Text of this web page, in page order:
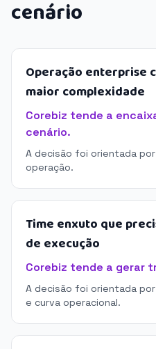
cenário
Operação enterprise
maior complexidade
Corebiz tende a
cenário.
A decisão foi orientada
operação.
Time enxuto que
de execução
Corebiz tende a gerar
A decisão foi orientada
e curva operacional.